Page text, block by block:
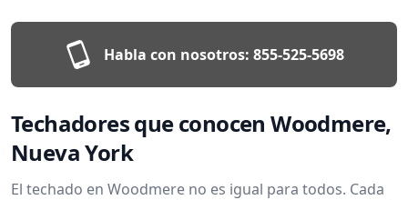
Habla con nosotros: 855-525-5698
Techadores que conocen Woodmere,
Nueva York
El techado en Woodmere no es igual para todos. Cada